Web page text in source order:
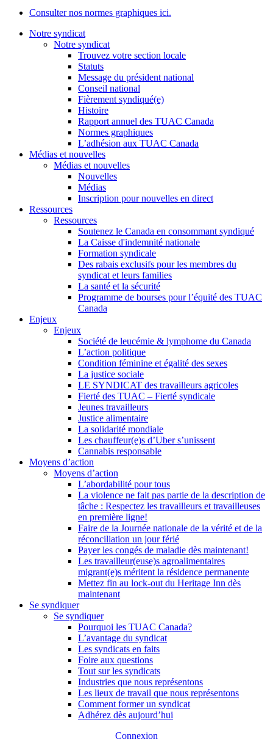
Consulter nos normes graphiques ici.
Notre syndicat
Notre syndicat
Trouvez votre section locale
Statuts
Message du président national
Conseil national
Fièrement syndiqué(e)
Histoire
Rapport annuel des TUAC Canada
Normes graphiques
L’adhésion aux TUAC Canada
Médias et nouvelles
Médias et nouvelles
Nouvelles
Médias
Inscription pour nouvelles en direct
Ressources
Ressources
Soutenez le Canada en consommant syndiqué
La Caisse d'indemnité nationale
Formation syndicale
Des rabais exclusifs pour les membres du
syndicat et leurs families
La santé et la sécurité
Programme de bourses pour l’équité des TUAC
Canada
Enjeux
Enjeux
Société de leucémie & lymphome du Canada
L’action politique
Condition féminine et égalité des sexes
La justice sociale
LE SYNDICAT des travailleurs agricoles
Fierté des TUAC – Fierté syndicale
Jeunes travailleurs
Justice alimentaire
La solidarité mondiale
Les chauffeur(e)s d’Uber s’unissent
Cannabis responsable
Moyens d’action
Moyens d’action
L’abordabilité pour tous
La violence ne fait pas partie de la description de
tâche : Respectez les travailleurs et travailleuses
en première ligne!
Faire de la Journée nationale de la vérité et de la
réconciliation un jour férié
Payer les congés de maladie dès maintenant!
Les travailleur(euse)s agroalimentaires
migrant(e)s méritent la résidence permanente
Mettez fin au lock-out du Heritage Inn dès
maintenant
Se syndiquer
Se syndiquer
Pourquoi les TUAC Canada?
L’avantage du syndicat
Les syndicats en faits
Foire aux questions
Tout sur les syndicats
Industries que nous représentons
Les lieux de travail que nous représentons
Comment former un syndicat
Adhérez dès aujourd’hui
Connexion